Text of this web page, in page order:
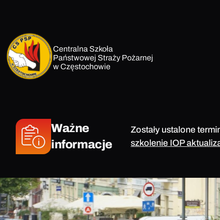
Centralna Szkoła
Państwowej Straży Pożarnej
w Częstochowie
Ważne
informacje
Zostały ustalone
szkolenie IOP